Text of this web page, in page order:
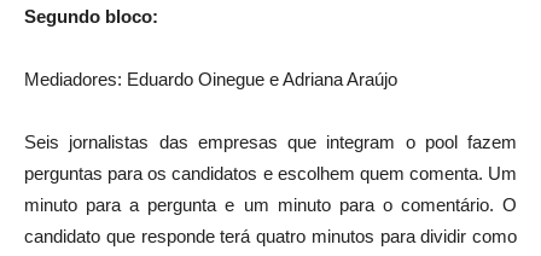
Segundo bloco:
Mediadores: Eduardo Oinegue e Adriana Araújo
Seis jornalistas das empresas que integram o pool fazem
perguntas para os candidatos e escolhem quem comenta. Um
minuto para a pergunta e um minuto para o comentário. O
candidato que responde terá quatro minutos para dividir como